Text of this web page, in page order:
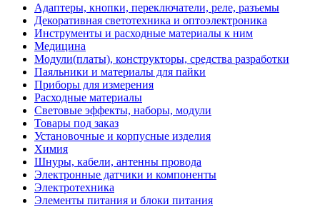
Адаптеры, кнопки, переключатели, реле, разъемы
Декоративная светотехника и оптоэлектроника
Инструменты и расходные материалы к ним
Медицина
Модули(платы), конструкторы, средства разработки
Паяльники и материалы для пайки
Приборы для измерения
Расходные материалы
Световые эффекты, наборы, модули
Товары под заказ
Установочные и корпусные изделия
Химия
Шнуры, кабели, антенны провода
Электронные датчики и компоненты
Электротехника
Элементы питания и блоки питания